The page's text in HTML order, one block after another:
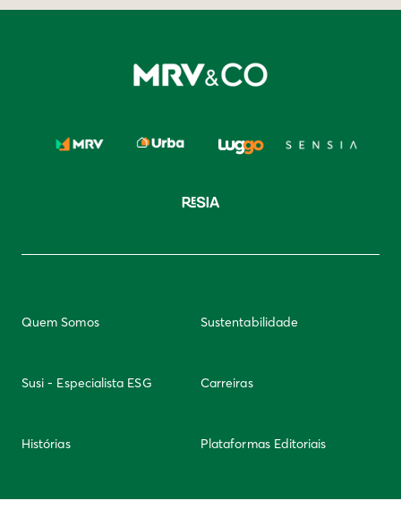
Quem Somos Sustentabilidade
Susi - Especialista ESG Carreiras
Histórias Plataformas Editoriais
Newsletter Integridade